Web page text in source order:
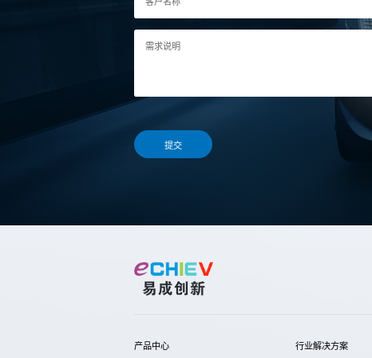
需求说明
提交
产品中心 行业解决方案